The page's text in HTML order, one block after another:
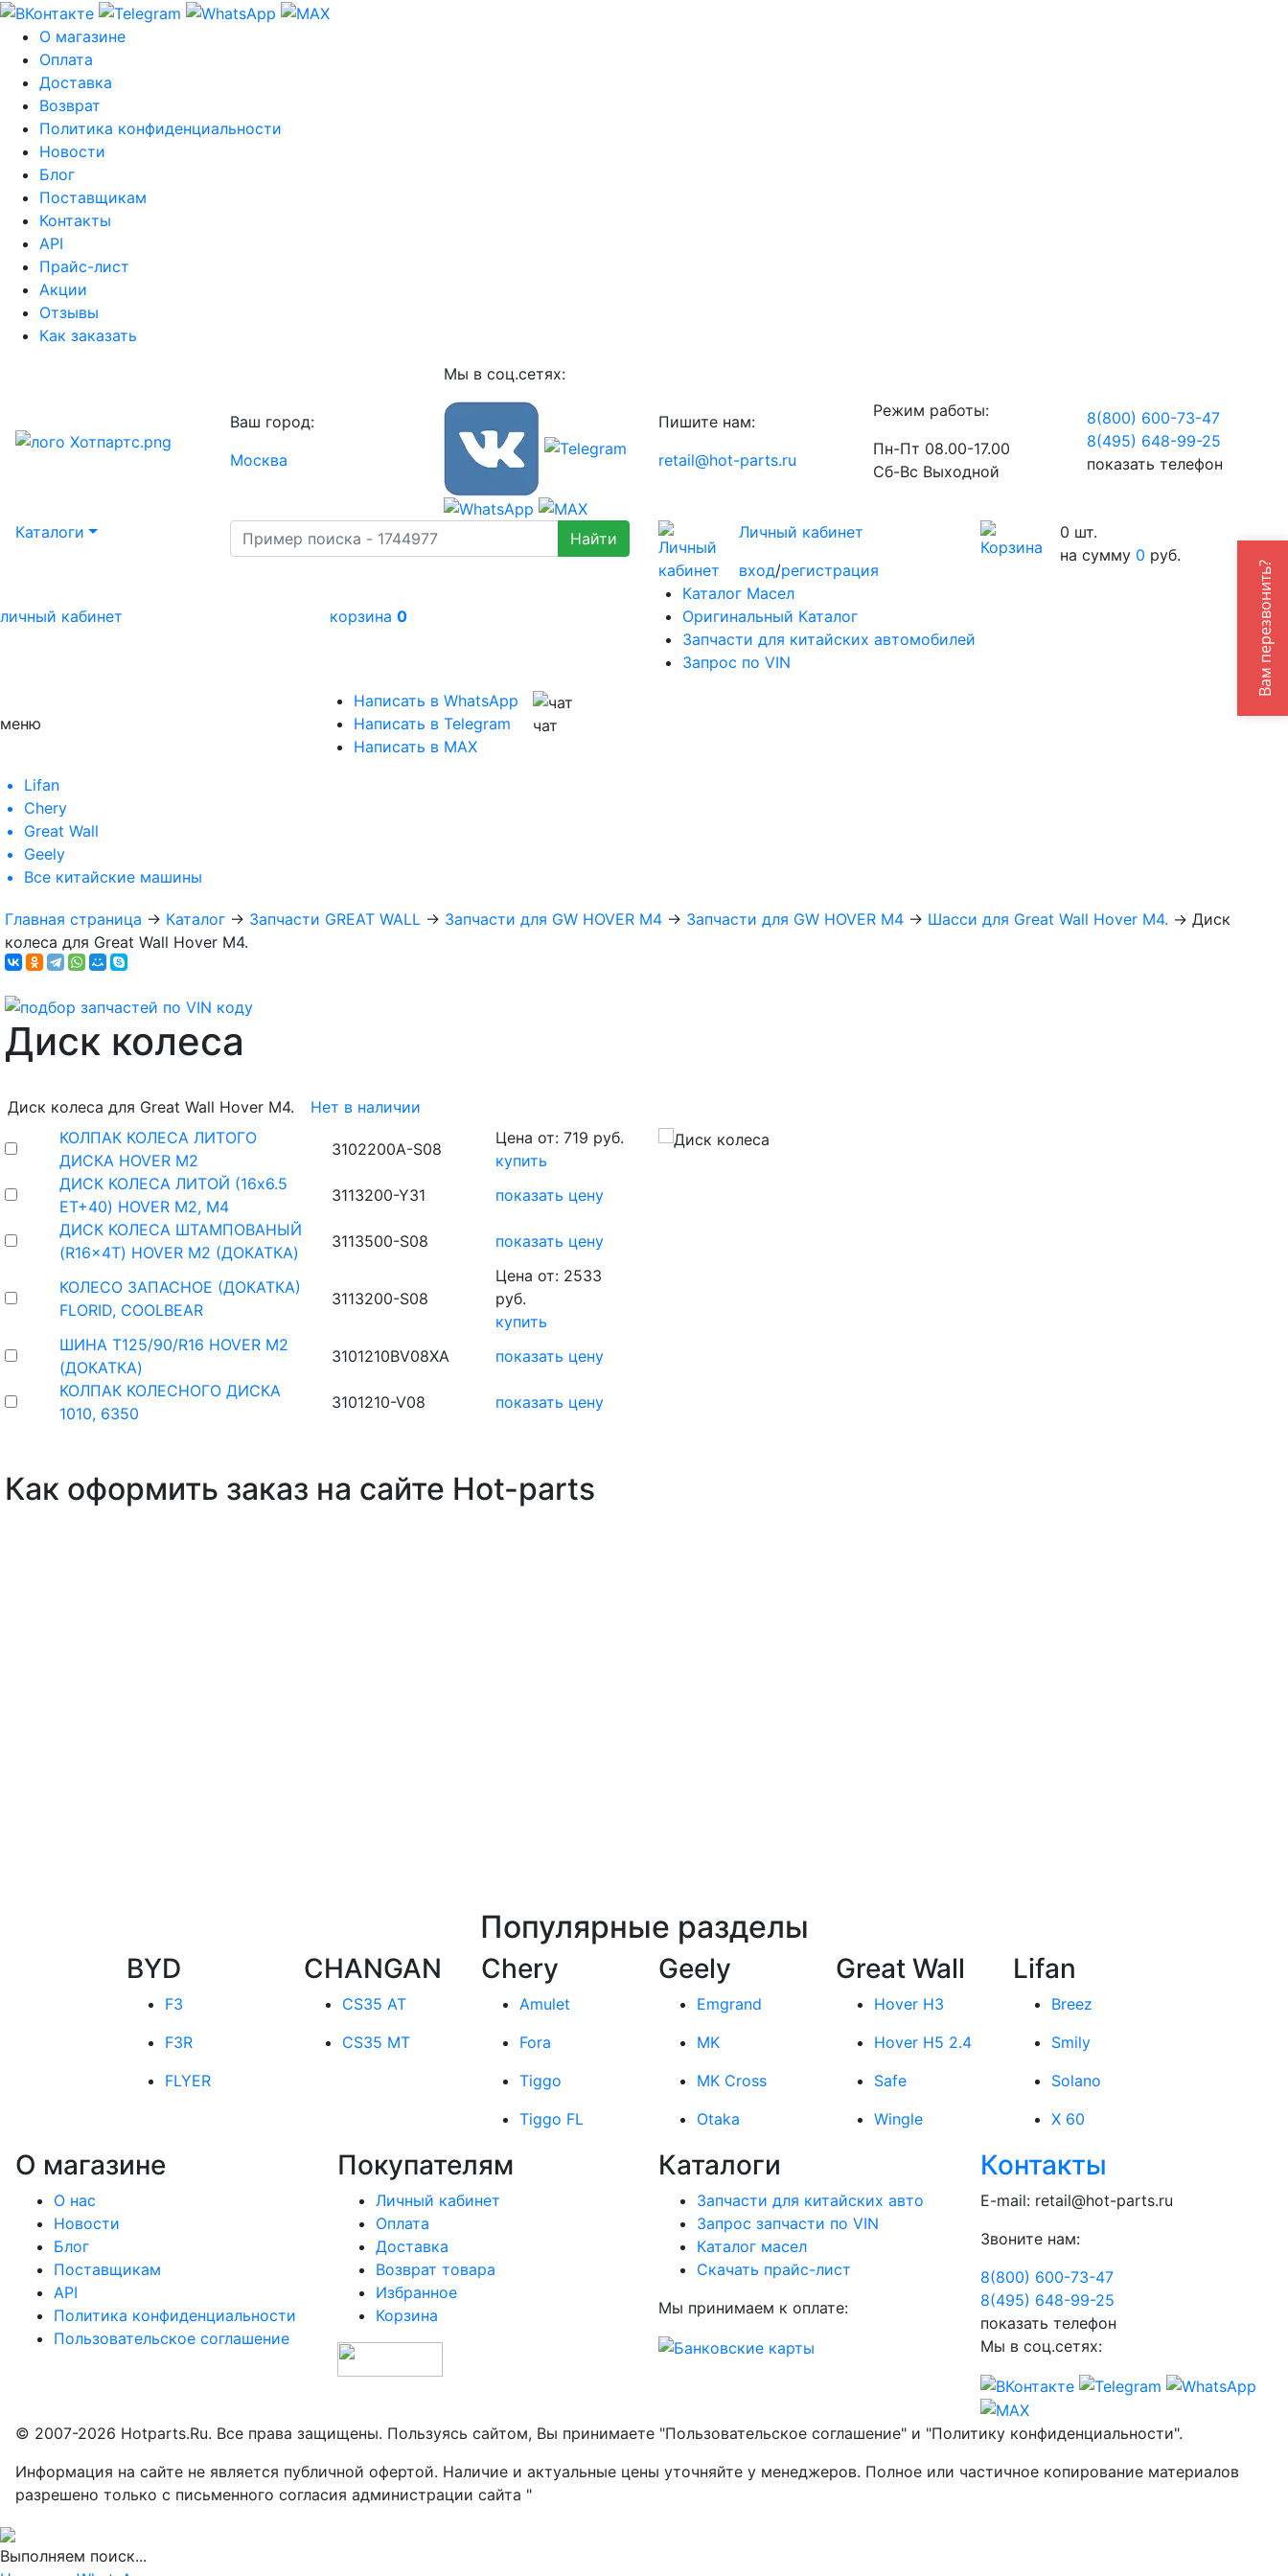
О магазине
Оплата
Доставка
Возврат
Политика конфиденциальности
Новости
Блог
Поставщикам
Контакты
API
Прайс-лист
Акции
Отзывы
Как заказать
Ваш город:
Москва
Мы в соц.сетях:
Пишите нам:
retail@hot-parts.ru
Режим работы:
Пн-Пт 08.00-17.00
Сб-Вс Выходной
8(800) 600-73-47
8(495) 648-99-25
показать телефон
Каталоги
Личный кабинет
вход/регистрация
0 шт.
на сумму 0 руб.
личный кабинет корзина 0
Каталог Масел
Оригинальный Каталог
Запчасти для китайских автомобилей
Запрос по VIN
меню
Написать в WhatsApp
Написать в Telegram
Написать в MAX
чат
Lifan
Chery
Great Wall
Geely
Все китайские машины
Главная страница → Каталог → Запчасти GREAT WALL → Запчасти для GW HOVER M4 → Запчасти для GW HOVER M4 → Шасси для Great Wall Hover M4. → Диск
колеса для Great Wall Hover M4.
Диск колеса
Диск колеса для Great Wall Hover M4.
Нет в наличии
КОЛПАК КОЛЕСА ЛИТОГО
ДИСКА HOVER M2
3102200A-S08
Цена от: 719 руб.
купить
ДИСК КОЛЕСА ЛИТОЙ (16x6.5
ET+40) HOVER M2, M4
3113200-Y31
показать цену
ДИСК КОЛЕСА ШТАМПОВАНЫЙ
(R16x4T) HOVER M2 (ДОКАТКА)
3113500-S08 показать цену
КОЛЕСО ЗАПАСНОЕ (ДОКАТКА)
FLORID, COOLBEAR
3113200-S08
Цена от: 2533
руб.
купить
ШИНА T125/90/R16 HOVER M2
(ДОКАТКА)
3101210BV08XA
показать цену
КОЛПАК КОЛЕСНОГО ДИСКА
1010, 6350
3101210-V08 показать цену
Как оформить заказ на сайте Hot-parts
Популярные разделы
BYD
F3
F3R
FLYER
CHANGAN
CS35 AT
CS35 MT
Chery
Amulet
Fora
Tiggo
Tiggo FL
Geely
Emgrand
MK
MK Cross
Otaka
Great Wall
Hover H3
Hover H5 2.4
Safe
Wingle
Lifan
Breez
Smily
Solano
X 60
О магазине
О нас
Новости
Блог
Поставщикам
API
Политика конфиденциальности
Пользовательское соглашение
Покупателям
Личный кабинет
Оплата
Доставка
Возврат товара
Избранное
Корзина
Каталоги
Запчасти для китайских авто
Запрос запчасти по VIN
Каталог масел
Скачать прайс-лист
Мы принимаем к оплате:
Контакты
E-mail: retail@hot-parts.ru
Звоните нам:
8(800) 600-73-47
8(495) 648-99-25
показать телефон
Мы в соц.сетях:
© 2007-2026 Hotparts.Ru. Все права защищены. Пользуясь сайтом, Вы принимаете "Пользовательское соглашение" и "Политику конфиденциальности".
Информация на сайте не является публичной офертой. Наличие и актуальные цены уточняйте у менеджеров. Полное или частичное копирование материалов
разрешено только с письменного согласия администрации сайта "
Выполняем поиск...
Вам перезвонить?